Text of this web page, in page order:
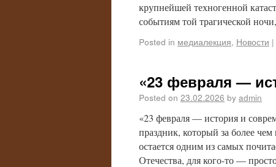
крупнейшей техногенной
событиям той трагической ночи,
Posted in медиалекция, Новости |
«23 февраля —
Posted on 23.02.2026 by admin
«23 февраля — история и
праздник, который за более
остается одним из самых
Отечества, для кого-то —